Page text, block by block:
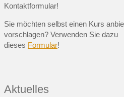
Kontaktformular!
Sie möchten selbst einen Kurs
vorschlagen? Verwenden Sie dazu
dieses Formular!
Aktuelles